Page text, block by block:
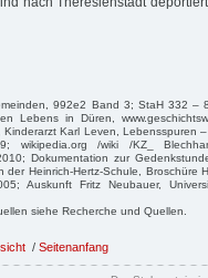
992e2 Band 3; StaH 332 –
Lebens in Düren,
Karl Leven, Lebensspuren
wikipedia.org /wiki /KZ_
Dokumentation zur
Heinrich-Hertz-Schule, Broschüre
Auskunft Fritz Neubauer,
siehe Recherche und Quellen.
/ Seitenanfang